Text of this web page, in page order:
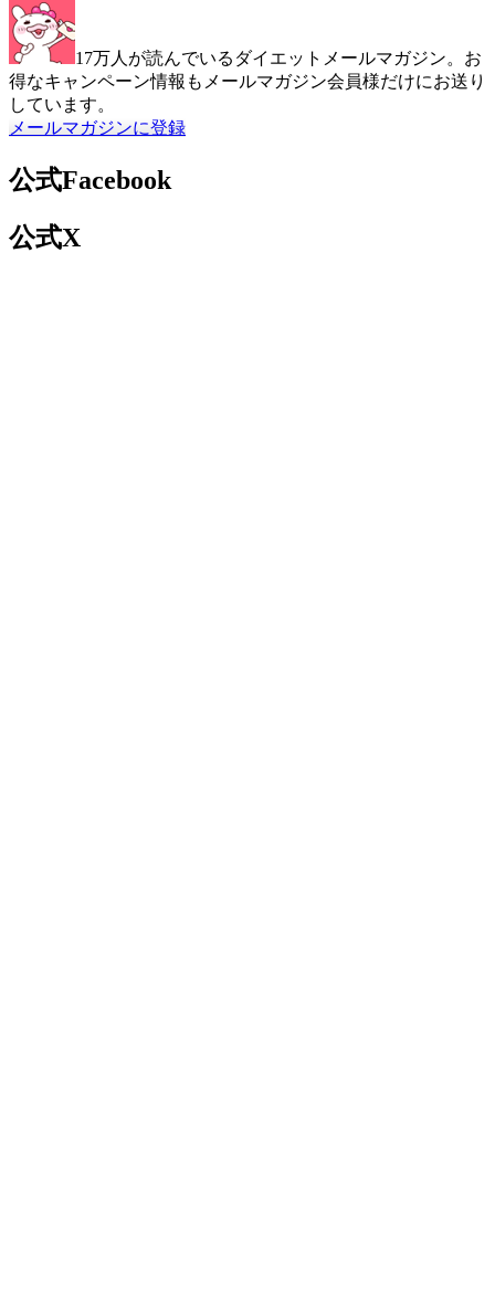
17万人が読んでいるダイエットメールマガジン。お
得なキャンペーン情報もメールマガジン会員様だけにお送り
しています。
メールマガジンに登録
公式Facebook
公式X